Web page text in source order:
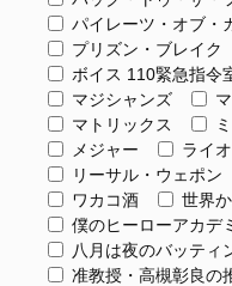
パイレーツ・オブ・
プリズン・ブレイク
ボイス 110緊急指令
マジシャンズ
マトリックス
メジャー
ライ
リーサル・ウェポン
ワカコ酒
世界
僕のヒーローアカデ
八月は夜のバッティ
准教授・高槻彰良の